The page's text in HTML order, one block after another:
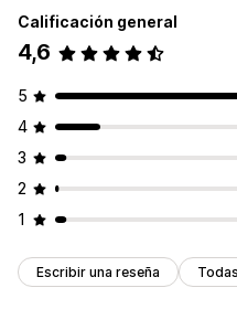
Notificaciones automáticas
Respuestas automatizadas
Actualizaciones de pedidos
Personalización
Color y fuente
Asignación del chat
Avatar
Calificación general
4,6
5
4
3
2
1
Escribir una reseña